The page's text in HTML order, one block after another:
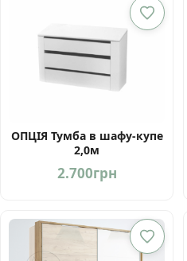
ОПЦІЯ Тумба в шафу-купе
2,0м
2.700грн